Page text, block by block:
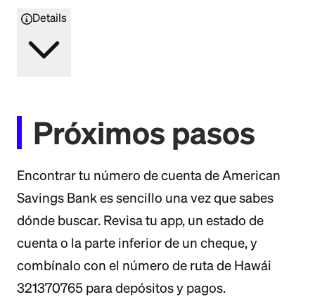
Details
Próximos pasos
Encontrar tu número de cuenta de American
Savings Bank es sencillo una vez que sabes
dónde buscar. Revisa tu app, un estado de
cuenta o la parte inferior de un cheque, y
combínalo con el número de ruta de Hawái
321370765 para depósitos y pagos.